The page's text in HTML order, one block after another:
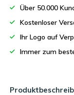
Über 50.000
Kostenloser
Ihr Logo auf
Immer zum